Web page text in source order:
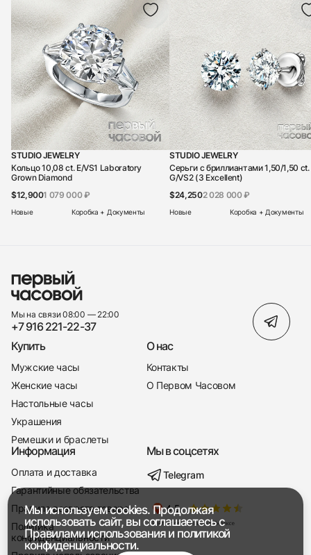
+7 916 221-22-37
Мы насвязи 08:00 — 19:00
STUDIO JEWELRY
Кольцо 10,08 ct. E/VS1 Laboratory
Grown Diamond
$12,9001 079 000 ₽
Новые Коробка + Документы
STUDIO JEWELRY
Серьги с бриллиантами 1,50/1,50 ct.
G/VS2 (3 Excellent)
$24,2502 028 000 ₽
Новые Коробка + Документы
Мы на связи 08:00 — 22:00
+7 916 221-22-37
Купить
Мужские часы
Женские часы
Настольные часы
Украшения
Ремешки и браслеты
О нас
Контакты
О Первом Часовом
Информация
Оплата и доставка
Гарантийные обязательства
Правила возврата товара
Политика
конфиденциальности
Мы в соцсетях
Telegram
Мы используем cookies. Продолжая
использовать сайт, вы соглашаетесь с
Правилами использованияи политикой
конфиденциальности.